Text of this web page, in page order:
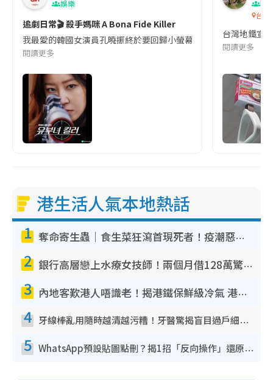
娛樂
追劇日常🎬 殺手媽咪 A Bona Fide Killer
我最愛的韓國女演員孔曉振終於要回歸小螢幕啦!這次的劇本改編
閱讀更多
吹
台灣
台灣地鐵宣
閱讀更多
港生活人氣本地熱話
1 奪命寄生蟲｜食生菜狂瀉首現死者！疫潮惡化錄1.8萬宗病例 揭洗菜3大謬誤
2 銀行高層戀上水療女技師！兩個月借128萬驚覺「沉船」沉落火海 揭背後疑似邪教操控賣淫
3 內地客歎港人唔識老！揭港鐵保鮮級冷氣 港人求放過：咪投訴
4 牙線棒亂用隨時越清越污糟！牙醫驚揭盲目過戶細菌恐致蛀牙：呢種先係日常真保養
5 WhatsApp預設貼圖點刪？揭1招「反向操作」還原簡潔介面 附3步實測教學